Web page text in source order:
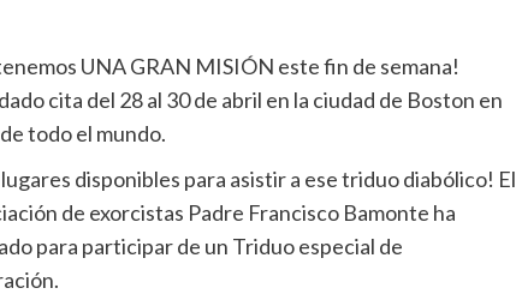
UNA GRAN MISIÓN este fin de semana!
cita del 28 al 30 de abril en la ciudad de Boston en
todo el mundo.
lugares disponibles para asistir a ese triduo diabólico! El
de exorcistas Padre Francisco Bamonte ha
para participar de un Triduo especial de